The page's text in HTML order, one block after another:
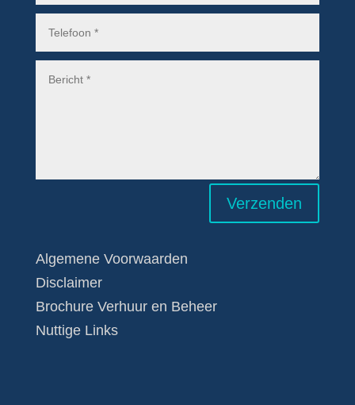
Verzenden
Algemene Voorwaarden
Disclaimer
Brochure Verhuur en Beheer
Nuttige Links